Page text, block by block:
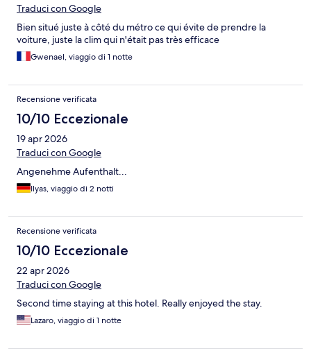
Traduci con Google
Bien situé juste à côté du métro ce qui évite de prendre la
voiture, juste la clim qui n'était pas très efficace
Gwenael, viaggio di 1 notte
Recensione verificata
10/10 Eccezionale
19 apr 2026
Traduci con Google
Angenehme Aufenthalt...
Ilyas, viaggio di 2 notti
Recensione verificata
10/10 Eccezionale
22 apr 2026
Traduci con Google
Second time staying at this hotel. Really enjoyed the stay.
Lazaro, viaggio di 1 notte